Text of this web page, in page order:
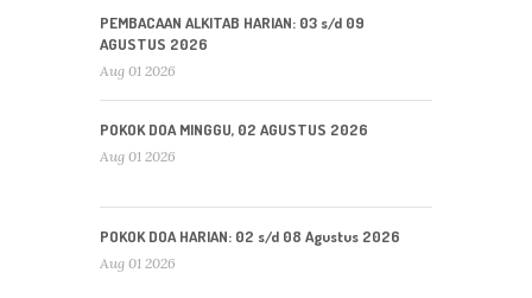
PEMBACAAN ALKITAB HARIAN: 03 s/d 09
AGUSTUS 2026
Aug 01 2026
POKOK DOA MINGGU, 02 AGUSTUS 2026
Aug 01 2026
POKOK DOA HARIAN: 02 s/d 08 Agustus 2026
Aug 01 2026